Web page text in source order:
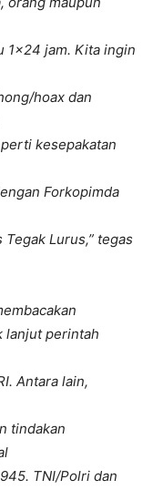
1×24 jam. Kita ingin
hoax dan
kesepakatan
Forkopimda
Lurus,” tegas
lanjut perintah
Antara lain,
tindakan
TNI/Polri dan